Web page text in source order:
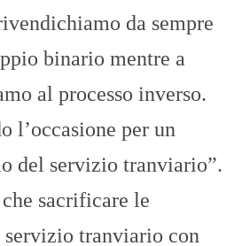
da sempre
binario mentre a
al processo inverso.
l’occasione per un
del servizio tranviario”.
sacrificare le
tranviario con